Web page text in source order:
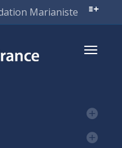
Marianiste